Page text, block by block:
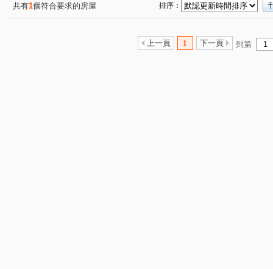
共有1個符合要求的房屋 排序：
上一頁 1 下一頁 到第